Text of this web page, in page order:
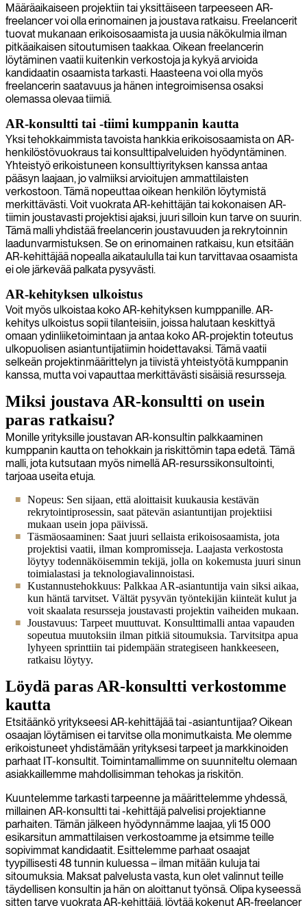
Määräaikaiseen projektiin tai yksittäiseen tarpeeseen AR-
freelancer voi olla erinomainen ja joustava ratkaisu. Freelancerit
tuovat mukanaan erikoisosaamista ja uusia näkökulmia ilman
pitkäaikaisen sitoutumisen taakkaa. Oikean freelancerin
löytäminen vaatii kuitenkin verkostoja ja kykyä arvioida
kandidaatin osaamista tarkasti. Haasteena voi olla myös
freelancerin saatavuus ja hänen integroimisensa osaksi
olemassa olevaa tiimiä.
AR-konsultti tai -tiimi kumppanin kautta
Yksi tehokkaimmista tavoista hankkia erikoisosaamista on AR-
henkilöstövuokraus tai konsulttipalveluiden hyödyntäminen.
Yhteistyö erikoistuneen konsulttiyrityksen kanssa antaa
pääsyn laajaan, jo valmiiksi arvioitujen ammattilaisten
verkostoon. Tämä nopeuttaa oikean henkilön löytymistä
merkittävästi. Voit vuokrata AR-kehittäjän tai kokonaisen AR-
tiimin joustavasti projektisi ajaksi, juuri silloin kun tarve on suurin.
Tämä malli yhdistää freelancerin joustavuuden ja rekrytoinnin
laadunvarmistuksen. Se on erinomainen ratkaisu, kun etsitään
AR-kehittäjää nopealla aikataululla tai kun tarvittavaa osaamista
ei ole järkevää palkata pysyvästi.
AR-kehityksen ulkoistus
Voit myös ulkoistaa koko AR-kehityksen kumppanille. AR-
kehitys ulkoistus sopii tilanteisiin, joissa halutaan keskittyä
omaan ydinliiketoimintaan ja antaa koko AR-projektin toteutus
ulkopuolisen asiantuntijatiimin hoidettavaksi. Tämä vaatii
selkeän projektinmäärittelyn ja tiivistä yhteistyötä kumppanin
kanssa, mutta voi vapauttaa merkittävästi sisäisiä resursseja.
Miksi joustava AR-konsultti on usein
paras ratkaisu?
Monille yrityksille joustavan AR-konsultin palkkaaminen
kumppanin kautta on tehokkain ja riskittömin tapa edetä. Tämä
malli, jota kutsutaan myös nimellä AR-resurssikonsultointi,
tarjoaa useita etuja.
Nopeus: Sen sijaan, että aloittaisit kuukausia kestävän
rekrytointiprosessin, saat pätevän asiantuntijan projektiisi
mukaan usein jopa päivissä.
Täsmäosaaminen: Saat juuri sellaista erikoisosaamista, jota
projektisi vaatii, ilman kompromisseja. Laajasta verkostosta
löytyy todennäköisemmin tekijä, jolla on kokemusta juuri sinun
toimialastasi ja teknologiavalinnoistasi.
Kustannustehokkuus: Palkkaa AR-asiantuntija vain siksi aikaa,
kun häntä tarvitset. Vältät pysyvän työntekijän kiinteät kulut ja
voit skaalata resursseja joustavasti projektin vaiheiden mukaan.
Joustavuus: Tarpeet muuttuvat. Konsulttimalli antaa vapauden
sopeutua muutoksiin ilman pitkiä sitoumuksia. Tarvitsitpa apua
lyhyeen sprinttiin tai pidempään strategiseen hankkeeseen,
ratkaisu löytyy.
Löydä paras AR-konsultti verkostomme
kautta
Etsitäänkö yritykseesi AR-kehittäjää tai -asiantuntijaa? Oikean
osaajan löytämisen ei tarvitse olla monimutkaista. Me olemme
erikoistuneet yhdistämään yrityksesi tarpeet ja markkinoiden
parhaat IT-konsultit. Toimintamallimme on suunniteltu olemaan
asiakkaillemme mahdollisimman tehokas ja riskitön.
Kuuntelemme tarkasti tarpeenne ja määrittelemme yhdessä,
millainen AR-konsultti tai -kehittäjä palvelisi projektianne
parhaiten. Tämän jälkeen hyödynnämme laajaa, yli 15 000
esikarsitun ammattilaisen verkostoamme ja etsimme teille
sopivimmat kandidaatit. Esittelemme parhaat osaajat
tyypillisesti 48 tunnin kuluessa – ilman mitään kuluja tai
sitoumuksia. Maksat palvelusta vasta, kun olet valinnut teille
täydellisen konsultin ja hän on aloittanut työnsä. Olipa kyseessä
sitten tarve vuokrata AR-kehittäjä, löytää kokenut AR-freelancer